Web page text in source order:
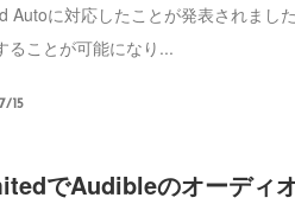
Autoに対応したことが発表されまし
ることが可能になり...
15
でAudibleのオーディ